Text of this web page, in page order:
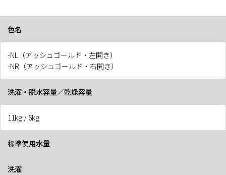
色名
-NL（アッシュゴールド・左開き）
-NR（アッシュゴールド・右開き）
洗濯・脱水容量／乾燥容量
11kg / 6kg
標準使用水量
洗濯